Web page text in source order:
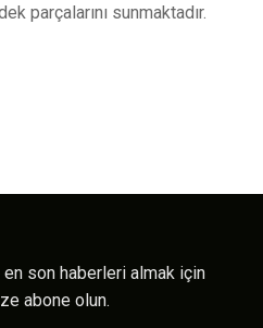
parçalarını sunmaktadır.
son haberleri almak için
abone olun.